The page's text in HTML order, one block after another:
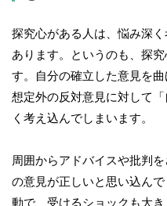
探究心がある人は、悩み深
あります。というのも、探
す。自分の確立した意見を
想定外の反対意見に対して
く考え込んでしまいます。
周囲からアドバイスや批判
の意見が正しいと思い込ん
動で、受けるショックも大